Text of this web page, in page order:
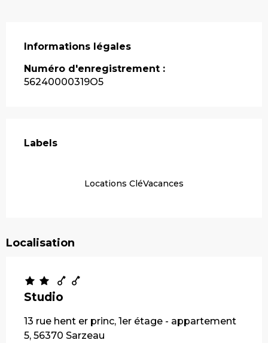
Informations légales
Informations légales
Numéro d'enregistrement :
56240000319O5
Labels
Labels
Locations CléVacances
Localisation
Studio
13 rue hent er princ, 1er étage - appartement
5, 56370 Sarzeau